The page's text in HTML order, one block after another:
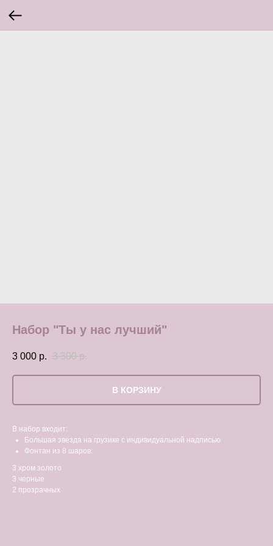
Набор "Ты у нас лучший"
3 000 р. 3 300 р.
В КОРЗИНУ
В набор входит:
Большая звезда на грузике с индивидуальной надписью
Фонтан из 8 шаров:
3 хром золото
3 черные
2 прозрачных